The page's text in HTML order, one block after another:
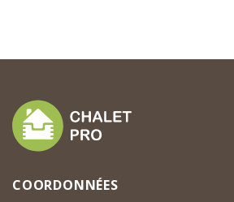
COORDONNÉES